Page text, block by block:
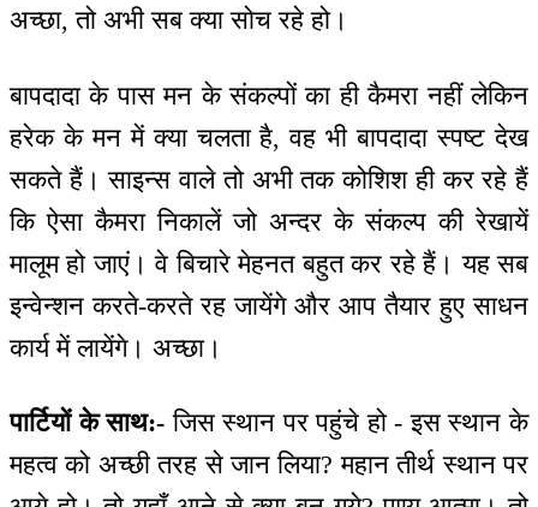
अच्छा, तो अभी सब क्या सोच रहे हो।
बापदादा के पास मन के संकल्पों का ही कैमरा नहीं लेकिन
हरेक के मन में क्या चलता है, वह भी बापदादा स्पष्ट देख
सकते हैं। साइन्स वाले तो अभी तक कोशिश ही कर रहे हैं
कि ऐसा कैमरा निकालें जो अन्दर के संकल्प की रेखायें
मालूम हो जाएं। वे बिचारे मेहनत बहुत कर रहे हैं। यह सब
इन्वेन्शन करते-करते रह जायेंगे और आप तैयार हुए साधन
कार्य में लायेंगे। अच्छा।
पार्टियों के साथ:- जिस स्थान पर पहुंचे हो - इस स्थान के
महत्व को अच्छी तरह से जान लिया? महान तीर्थ स्थान पर